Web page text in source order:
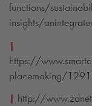
functions/
insights/
|
https://
placemaking/
| http://